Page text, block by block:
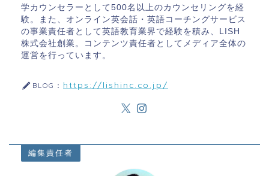
学カウンセラーとして500名以上のカウンセリングを経
験。また、オンライン英会話・英語コーチングサービス
の事業責任者として英語教育業界で経験を積み、LISH
株式会社創業。コンテンツ責任者としてメディア全体の
運営を行っています。
BLOG： https://lishinc.co.jp/
編集責任者